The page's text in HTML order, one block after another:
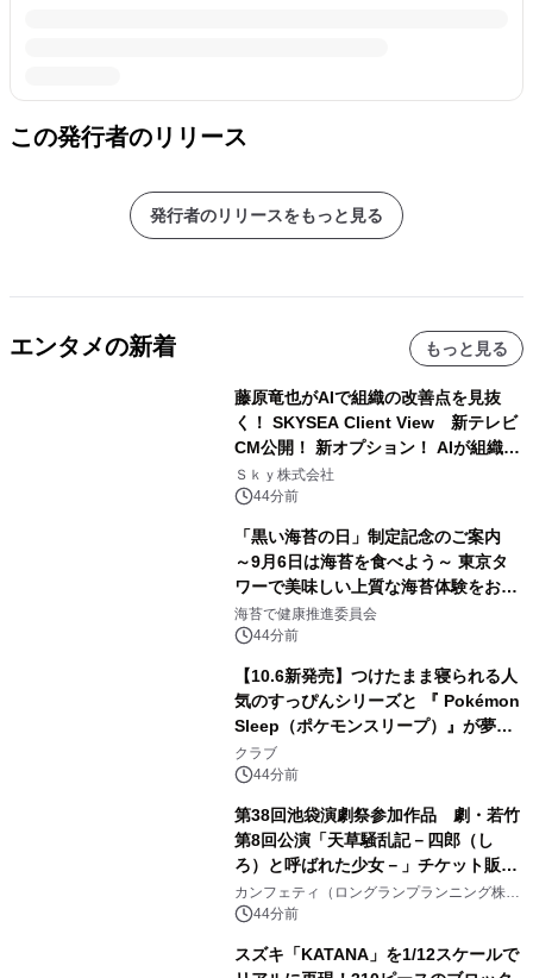
この発行者のリリース
発行者のリリースをもっと見る
エンタメの新着 もっと見る
藤原竜也がAIで組織の改善点を見抜
く！ SKYSEA Client View 新テレビ
CM公開！ 新オプション！ AIが組織の
業務実態を分析し労務改善を支援。 藤
原竜也メイキング動画公開 「もしAIが
自分を分析したら、すぐ休めと言われ
る自信がある」「昨年の夏はカブトム
シを捕まえたり、虫と戦ったり…」
Ｓｋｙ株式会社
44分前
「黒い海苔の日」制定記念のご案内
～9月6日は海苔を食べよう～ 東京タ
ワーで美味しい上質な海苔体験をお届
けします！
海苔で健康推進委員会
44分前
【10.6新発売】つけたまま寝られる人
気のすっぴんシリーズと 『 Pokémon
Sleep（ポケモンスリープ）』が夢の
コラボレーション！
クラブ
44分前
第38回池袋演劇祭参加作品 劇・若竹
第8回公演「天草騒乱記－四郎（し
ろ）と呼ばれた少女－」チケット販売
開始
カンフェティ（ロングランプランニング株式
会社）
44分前
スズキ「KATANA」を1/12スケールで